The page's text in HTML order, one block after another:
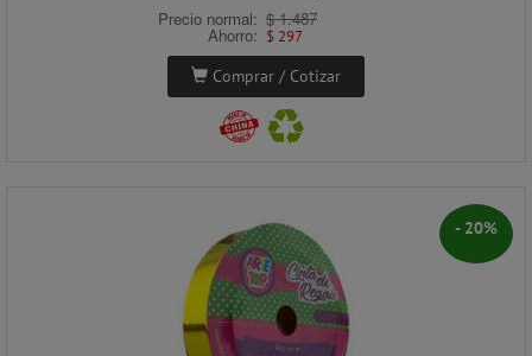
Precio normal: $ 1.487
Ahorro: $ 297
Comprar / Cotizar
- 20%